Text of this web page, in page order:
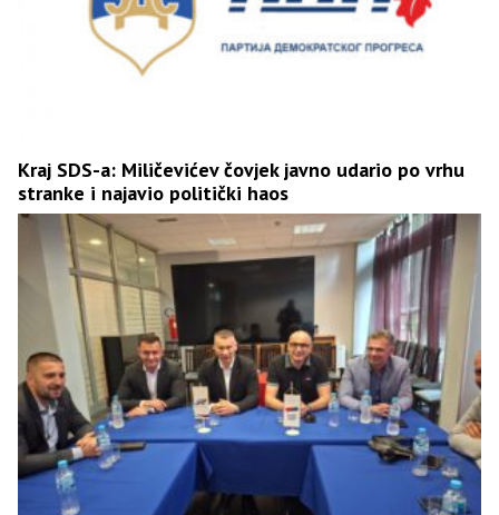
Kraj SDS-a: Miličevićev čovjek javno udario po vrhu
stranke i najavio politički haos